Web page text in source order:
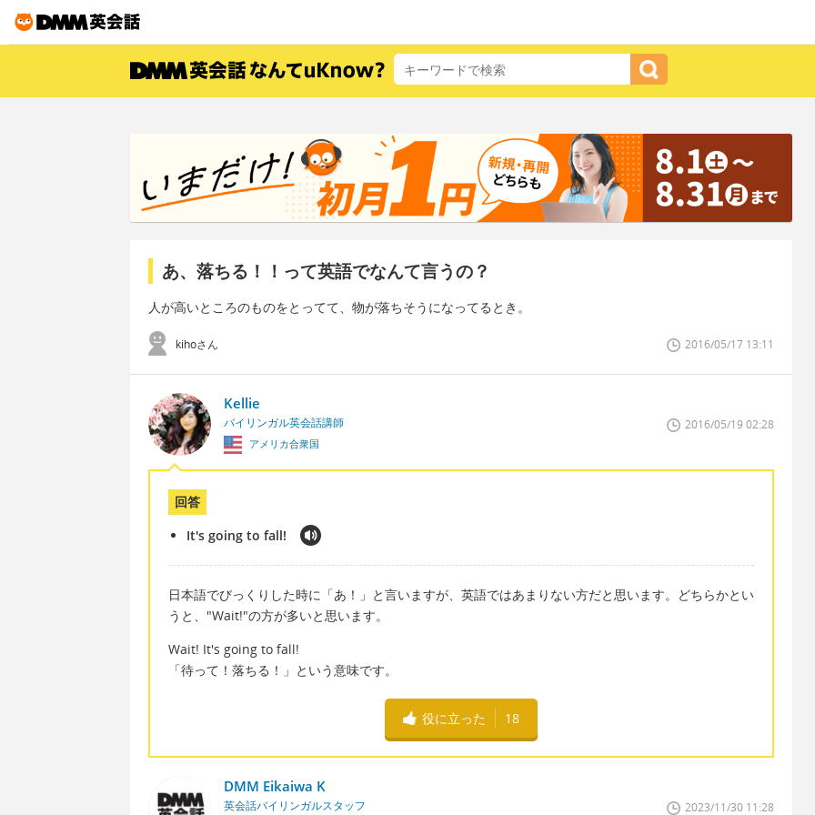
あ、落ちる！！って英語でなんて言うの？
人が高いところのものをとってて、物が落ちそうになってるとき。
kihoさん 2016/05/17 13:11
Kellie
バイリンガル英会話講師
アメリカ合衆国
2016/05/19 02:28
回答
It's going to fall!
日本語でびっくりした時に「あ！」と言いますが、英語ではあまりない方だと思います。どちらかとい
うと、"Wait!"の方が多いと思います。
Wait! It's going to fall!
「待って！落ちる！」という意味です。
役に立った 18
DMM Eikaiwa K
英会話バイリンガルスタッフ 2023/11/30 11:28